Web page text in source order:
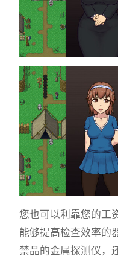
您也可以利靠您的工
能够提高检查效率的
禁品的金属探测仪，